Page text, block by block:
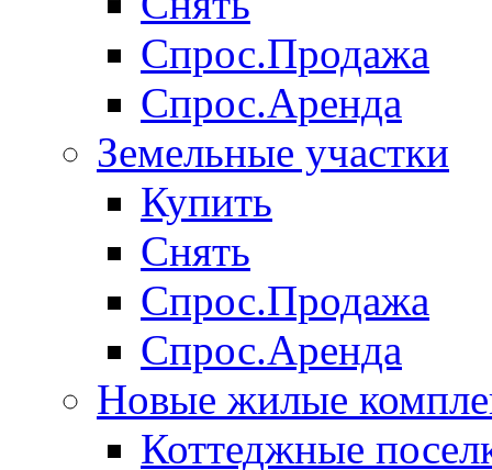
Спрос.Продажа
Спрос.Аренда
Земельные участки
Купить
Снять
Спрос.Продажа
Спрос.Аренда
Новые жилые
Коттеджные